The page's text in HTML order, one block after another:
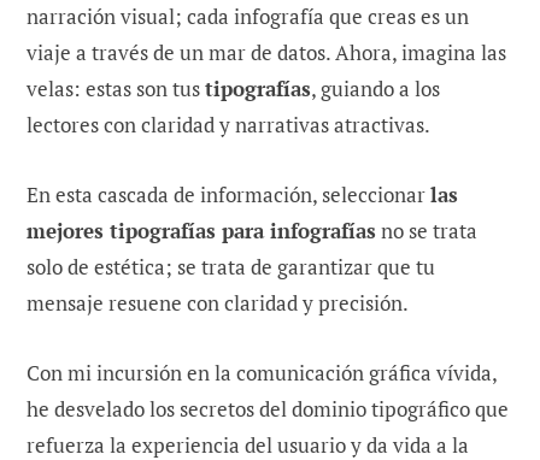
narración visual; cada infografía que creas es un
viaje a través de un mar de datos. Ahora, imagina las
velas: estas son tustipografías, guiando a los
lectores con claridad y narrativas atractivas.
En esta cascada de información, seleccionarlas
mejores tipografías para infografías no se trata
solo de estética; se trata de garantizar que tu
mensaje resuene con claridad y precisión.
Con mi incursión en la comunicación gráfica vívida,
he desvelado los secretos del dominio tipográfico que
refuerza la experiencia del usuario y da vida a la